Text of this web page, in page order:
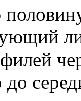
до